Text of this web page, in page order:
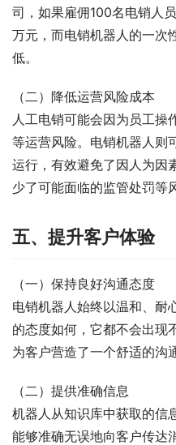
司，如果雇佣100名电销人
万元，而电销机器人的一次
低。
（二）降低运营风险成本
人工电销可能会因为员工操
等运营风险。电销机器人则
运行，有效避免了因人为因
少了可能面临的监管处罚等
五、提升客户体验
（一）保持良好沟通态度
电销机器人始终以温和、耐
的态度如何，它都不会出现
为客户营造了一个舒适的沟
（二）提供准确信息
机器人从知识库中获取的信
能够准确无误地向客户传达